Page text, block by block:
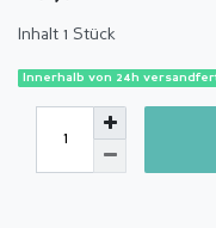
Inhalt 1 Stück
Innerhalb von 24h